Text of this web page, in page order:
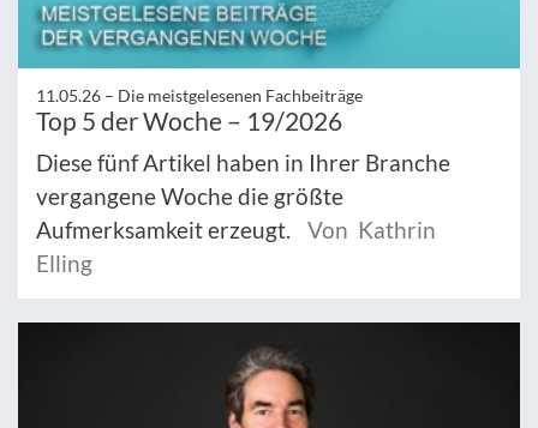
11.05.26 – Die meistgelesenen Fachbeiträge
Top 5 der Woche – 19/2026
Diese fünf Artikel haben in Ihrer Branche
vergangene Woche die größte
Aufmerksamkeit erzeugt.
Von Kathrin
Elling